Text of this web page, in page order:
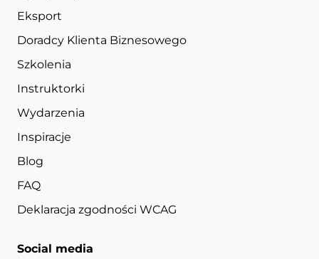
Eksport
Doradcy Klienta Biznesowego
Szkolenia
Instruktorki
Wydarzenia
Inspiracje
Blog
FAQ
Deklaracja zgodności WCAG
Social media